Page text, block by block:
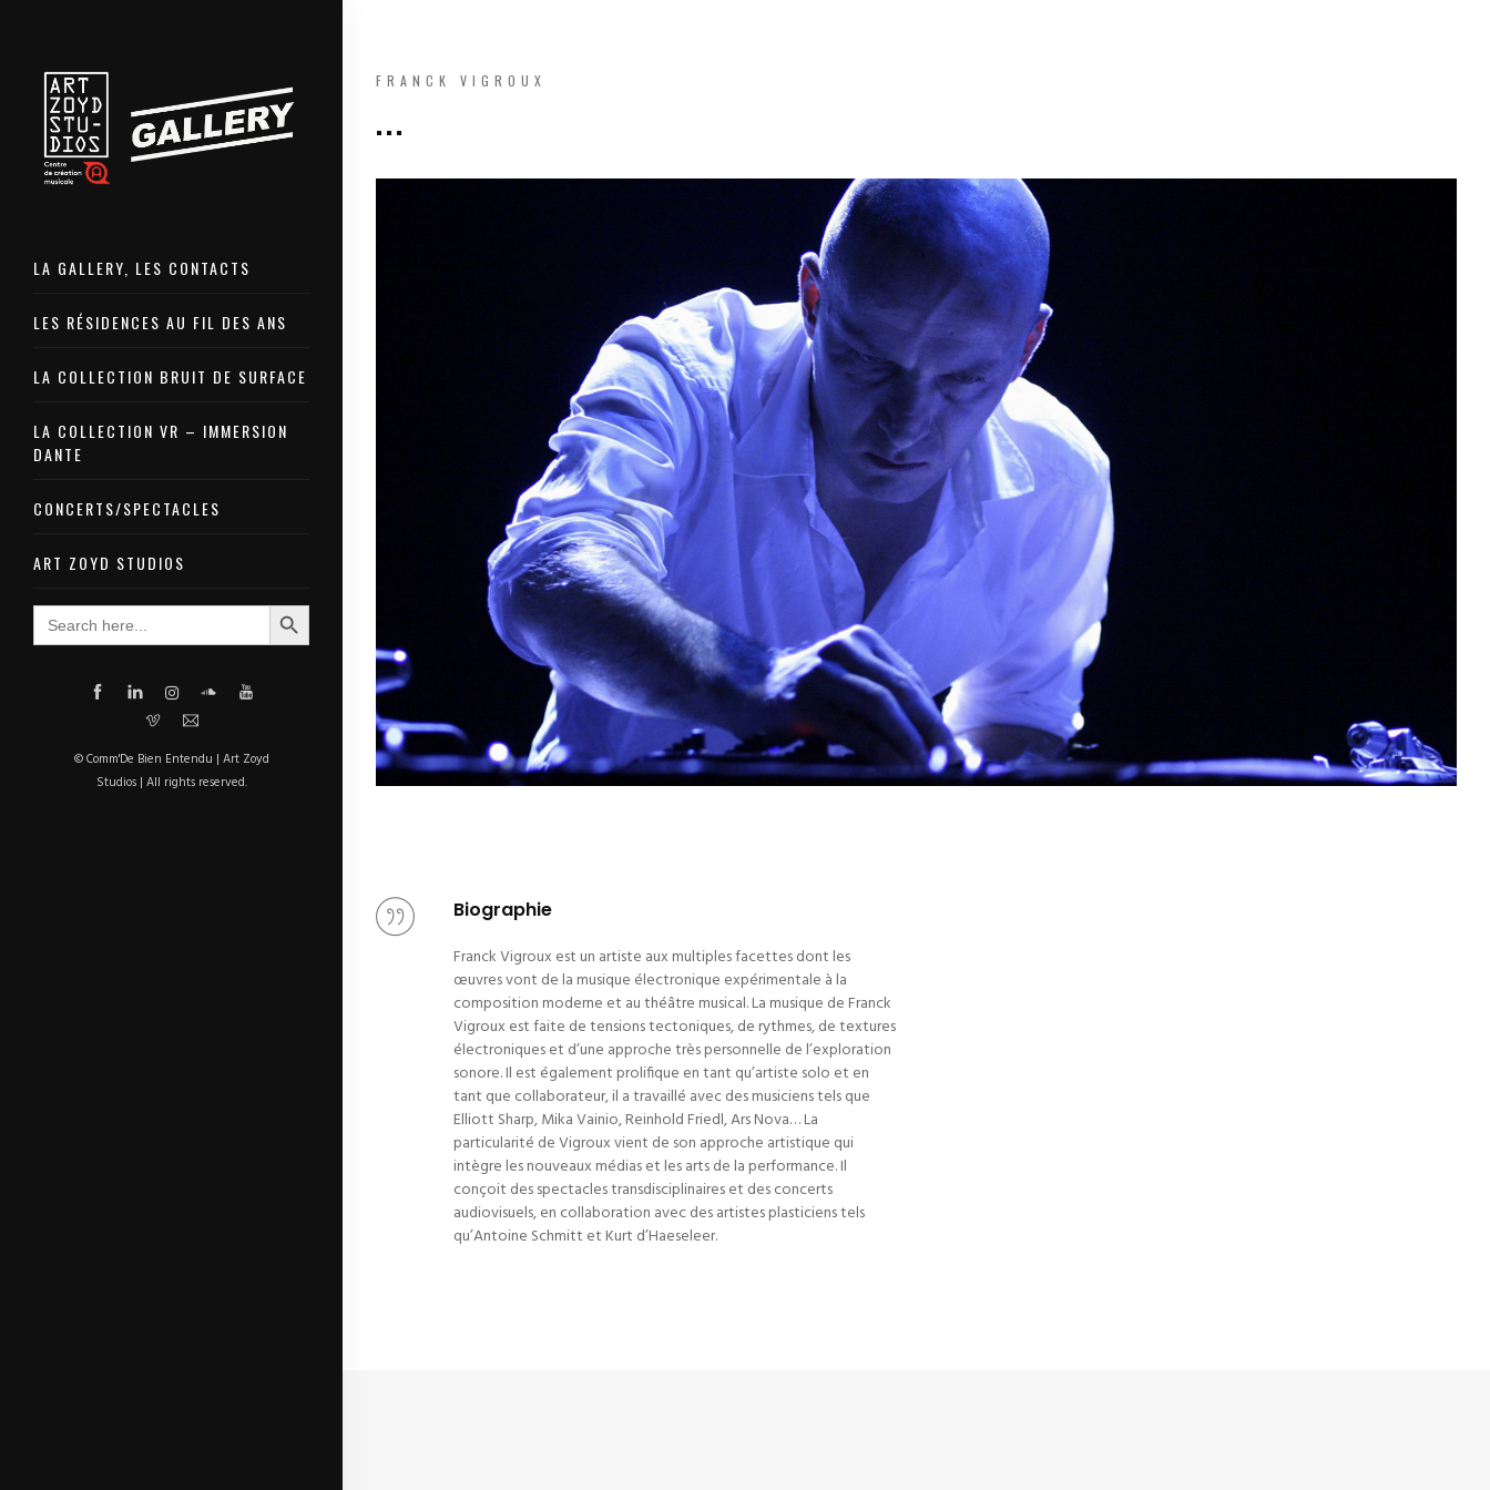
LA GALLERY, LES CONTACTS
LES RÉSIDENCES AU FIL DES ANS
LA COLLECTION BRUIT DE SURFACE
LA COLLECTION VR – IMMERSION
DANTE
CONCERTS/SPECTACLES
ART ZOYD STUDIOS
Search
for:
Search Button
© Comm'De Bien Entendu | Art Zoyd
Studios | All rights reserved.
FRANCK VIGROUX
...
Biographie
Franck Vigroux est un artiste aux multiples facettes dont les
œuvres vont de la musique électronique expérimentale à la
composition moderne et au théâtre musical. La musique de Franck
Vigroux est faite de tensions tectoniques, de rythmes, de textures
électroniques et d’une approche très personnelle de l’exploration
sonore. Il est également prolifique en tant qu’artiste solo et en
tant que collaborateur, il a travaillé avec des musiciens tels que
Elliott Sharp, Mika Vainio, Reinhold Friedl, Ars Nova… La
particularité de Vigroux vient de son approche artistique qui
intègre les nouveaux médias et les arts de la performance. Il
conçoit des spectacles transdisciplinaires et des concerts
audiovisuels, en collaboration avec des artistes plasticiens tels
qu’Antoine Schmitt et Kurt d’Haeseleer.